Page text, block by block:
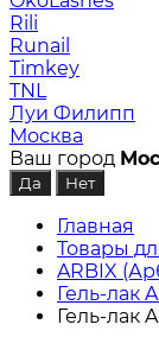
Rili
Runail
Timkey
TNL
Луи Филипп
Москва
Ваш город
Главная
Товары
ARBIX
Гель-лак
Гель-лак